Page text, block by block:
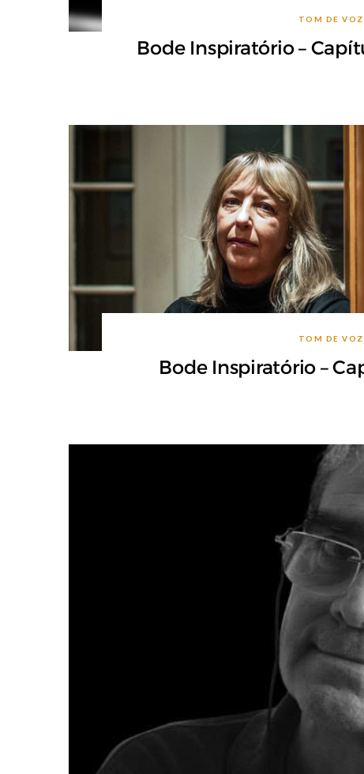
TOM DE VOZ
Bode Inspiratório –
TOM DE VOZ
Bode Inspiratório –